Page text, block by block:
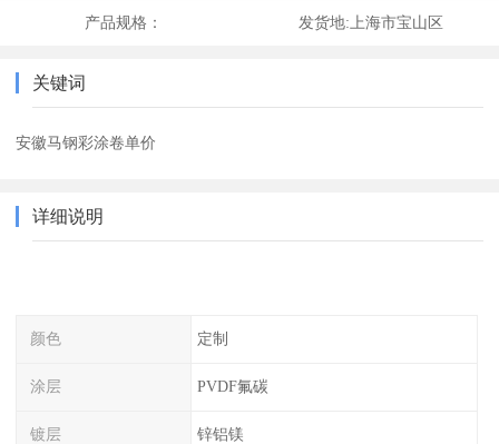
产品规格： 发货地: 上海市宝山区
关键词
安徽马钢彩涂卷单价
详细说明
颜色 定制
涂层 PVDF氟碳
镀层 锌铝镁